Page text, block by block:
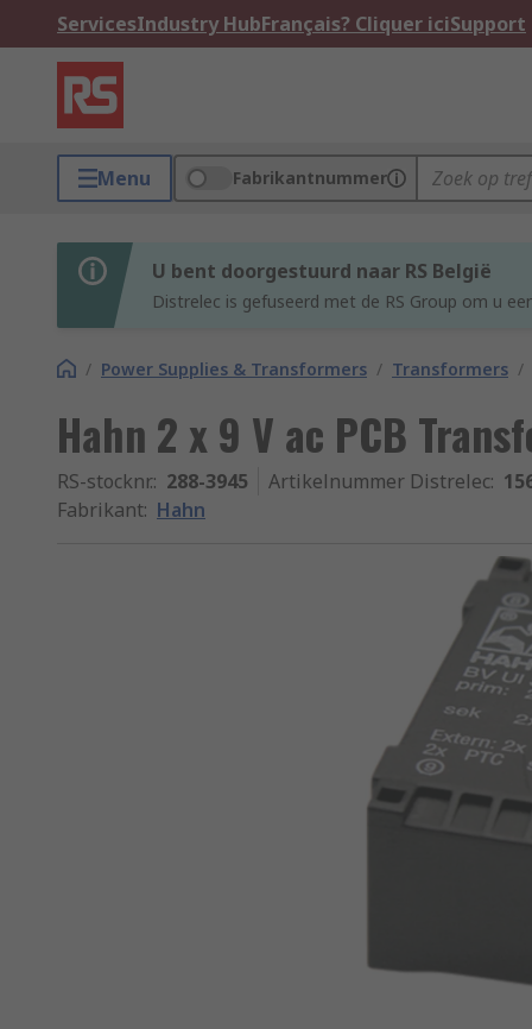
ServicesIndustry HubFrançais? Cliquer iciSupport
Menu Fabrikantnummer
U bent doorgestuurd naar RS België
Distrelec is gefuseerd met de RS Group om u
/ Power Supplies & Transformers / Transformers /
Hahn 2 x 9 V ac PCB
RS-stocknr.: 288-3945 Artikelnummer Distrelec:
Fabrikant: Hahn